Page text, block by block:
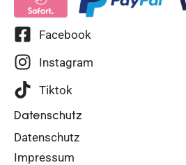
Facebook
Instagram
Tiktok
Datenschutz
Datenschutz
Impressum